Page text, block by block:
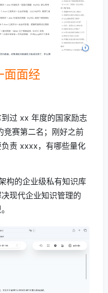
面面经
过 xx 年度的国家励志
赛第二名；刚好之前
责 xxxx，有哪些量化
构的企业级私有知识库
现代企业知识管理的